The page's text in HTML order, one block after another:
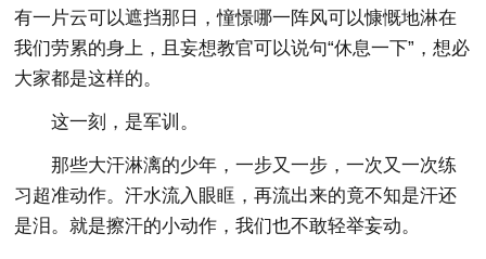
有一片云可以遮挡那日，憧憬哪一阵风可以慷慨地淋在
我们劳累的身上，且妄想教官可以说句“休息一下”，想必
大家都是这样的。
这一刻，是军训。
那些大汗淋漓的少年，一步又一步，一次又一次练
习超准动作。汗水流入眼眶，再流出来的竟不知是汗还
是泪。就是擦汗的小动作，我们也不敢轻举妄动。